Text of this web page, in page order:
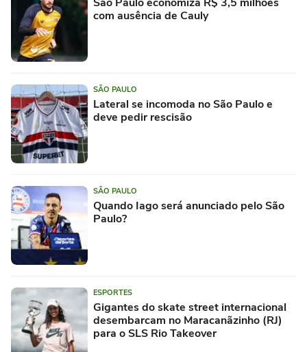
com ausência de Cauly
SÃO PAULO
Lateral se incomoda no São Paulo e
deve pedir rescisão
SÃO PAULO
Quando Iago será anunciado pelo São
Paulo?
ESPORTES
Gigantes do skate street internacional
desembarcam no Maracanãzinho (RJ)
para o SLS Rio Takeover